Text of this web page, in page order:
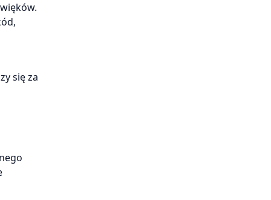
się za